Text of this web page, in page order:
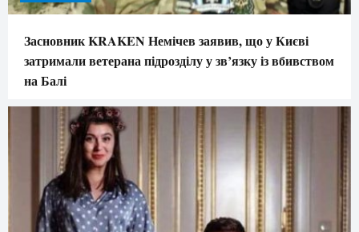
Засновник KRAKEN Немічев заявив, що у Києві
затримали ветерана підрозділу у зв’язку із вбивством
на Балі